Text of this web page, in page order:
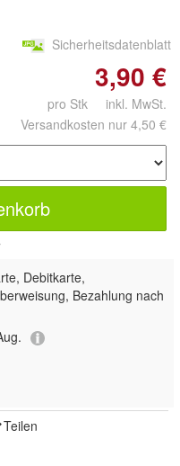
Sicherheitsdatenblatt
3,90 €
pro Stk inkl. MwSt.
Versandkosten nur 4,50 €
Debitkarte,
Bezahlung nach
Teilen